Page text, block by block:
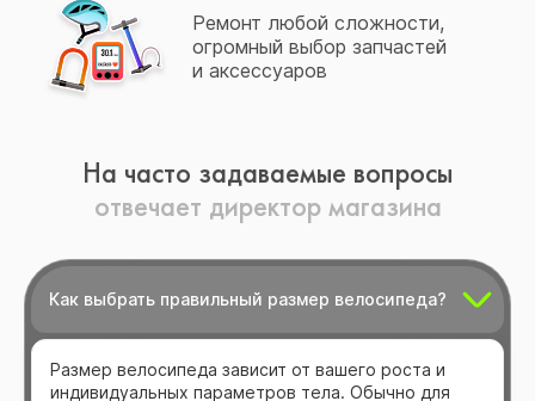
Ремонт любой сложности,
огромный выбор запчастей
и аксессуаров
На часто задаваемые вопросы
отвечает директор магазина
Как выбрать правильный размер велосипеда?
Размер велосипеда зависит от вашего роста и
индивидуальных параметров тела. Обычно для